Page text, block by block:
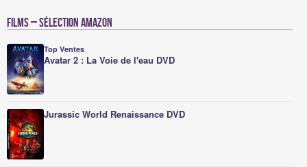
Films – Sélection Amazon
Top Ventes
Avatar 2 : La Voie de l'eau DVD
Jurassic World Renaissance DVD